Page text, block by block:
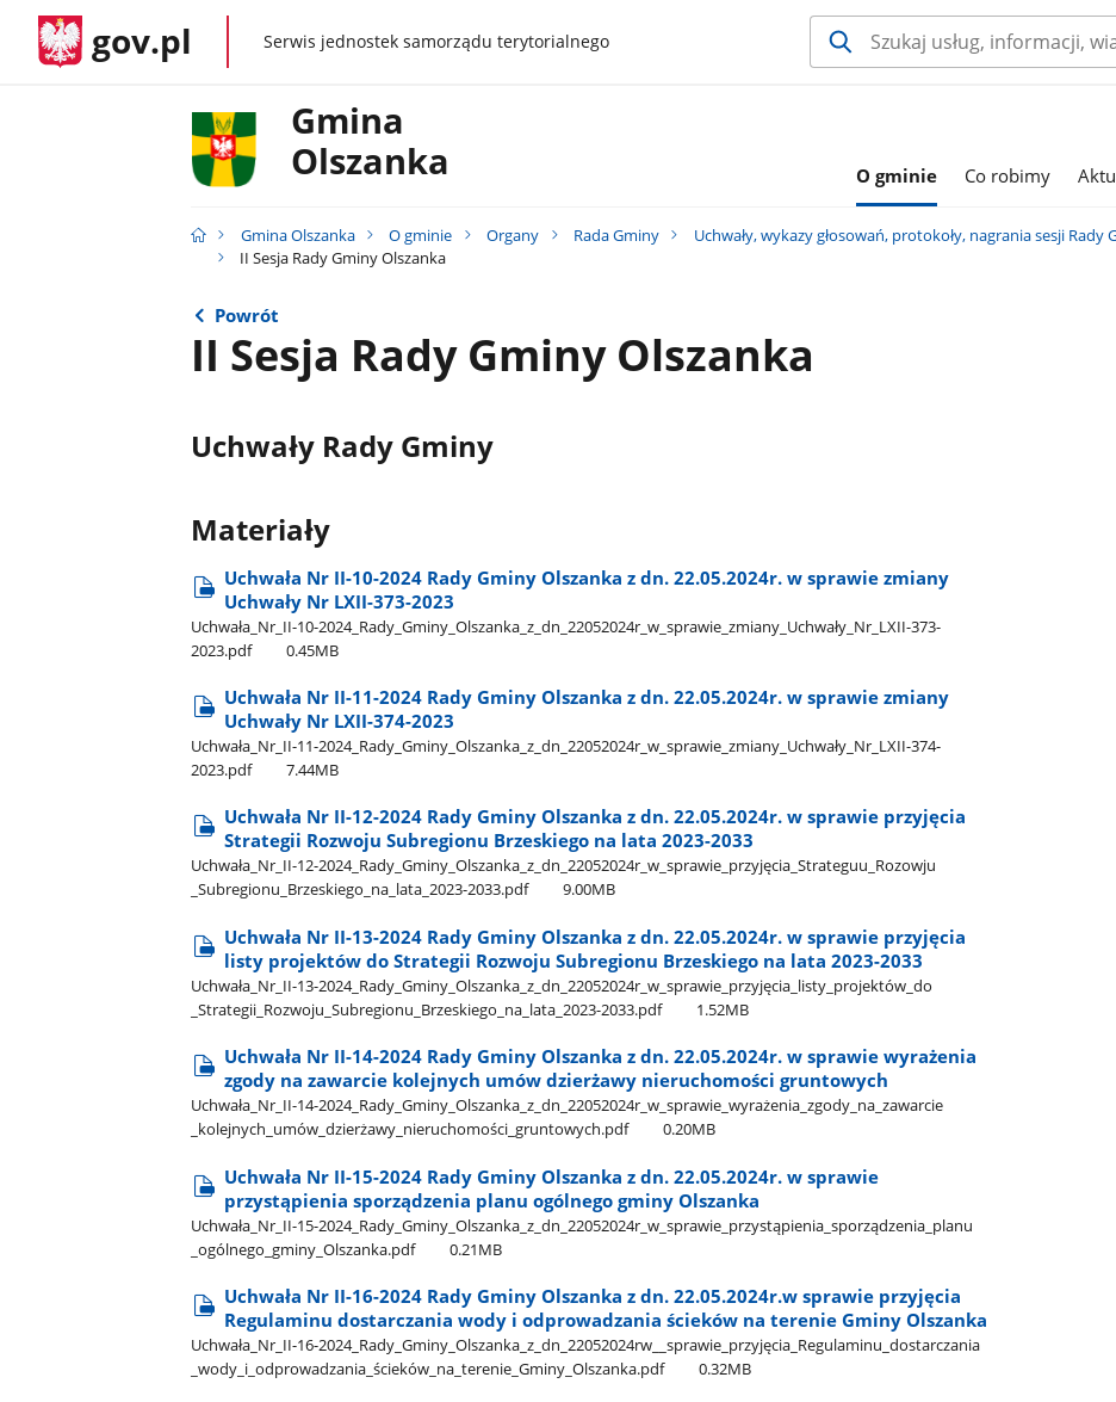
gov.pl gov.plSerwis jednostek samorządu terytorialnego
Gmina
Olszanka
O gminie Co robimy
Gmina Olszanka O gminie Organy Rada Gminy Uchwały, wykazy głosowań, protokoły, nagrania sesji Rady
II Sesja Rady Gminy Olszanka
Powrót
II Sesja Rady Gminy Olszanka
Uchwały Rady Gminy
Materiały
Uchwała Nr II-10-2024 Rady Gminy Olszanka z dn. 22.05.2024r. w sprawie zmiany
Uchwały Nr LXII-373-2023
Uchwała​_Nr​_II-10-2024​_Rady​_Gminy​_Olszanka​_z​_dn​_22052024r​_w​_sprawie​_zmiany​_Uchwały​_Nr​_LXII-373-
2023.pdf
0.45MB
Uchwała Nr II-11-2024 Rady Gminy Olszanka z dn. 22.05.2024r. w sprawie zmiany
Uchwały Nr LXII-374-2023
Uchwała​_Nr​_II-11-2024​_Rady​_Gminy​_Olszanka​_z​_dn​_22052024r​_w​_sprawie​_zmiany​_Uchwały​_Nr​_LXII-374-
2023.pdf
7.44MB
Uchwała Nr II-12-2024 Rady Gminy Olszanka z dn. 22.05.2024r. w sprawie przyjęcia
Strategii Rozwoju Subregionu Brzeskiego na lata 2023-2033
Uchwała​_Nr​_II-12-2024​_Rady​_Gminy​_Olszanka​_z​_dn​_22052024r​_w​_sprawie​_przyjęcia​_Strateguu​_Rozowju​
_Subregionu​_Brzeskiego​_na​_lata​_2023-2033.pdf
9.00MB
Uchwała Nr II-13-2024 Rady Gminy Olszanka z dn. 22.05.2024r. w sprawie przyjęcia
listy projektów do Strategii Rozwoju Subregionu Brzeskiego na lata 2023-2033
Uchwała​_Nr​_II-13-2024​_Rady​_Gminy​_Olszanka​_z​_dn​_22052024r​_w​_sprawie​_przyjęcia​_listy​_projektów​_do​
_Strategii​_Rozwoju​_Subregionu​_Brzeskiego​_na​_lata​_2023-2033.pdf
1.52MB
Uchwała Nr II-14-2024 Rady Gminy Olszanka z dn. 22.05.2024r. w sprawie wyrażenia
zgody na zawarcie kolejnych umów dzierżawy nieruchomości gruntowych
Uchwała​_Nr​_II-14-2024​_Rady​_Gminy​_Olszanka​_z​_dn​_22052024r​_w​_sprawie​_wyrażenia​_zgody​_na​_zawarcie​
_kolejnych​_umów​_dzierżawy​_nieruchomości​_gruntowych.pdf
0.20MB
Uchwała Nr II-15-2024 Rady Gminy Olszanka z dn. 22.05.2024r. w sprawie
przystąpienia sporządzenia planu ogólnego gminy Olszanka
Uchwała​_Nr​_II-15-2024​_Rady​_Gminy​_Olszanka​_z​_dn​_22052024r​_w​_sprawie​_przystąpienia​_sporządzenia​_planu​
_ogólnego​_gminy​_Olszanka.pdf
0.21MB
Uchwała Nr II-16-2024 Rady Gminy Olszanka z dn. 22.05.2024r.w sprawie przyjęcia
Regulaminu dostarczania wody i odprowadzania ścieków na terenie Gminy Olszanka
Uchwała​_Nr​_II-16-2024​_Rady​_Gminy​_Olszanka​_z​_dn​_22052024rw​_​_sprawie​_przyjęcia​_Regulaminu​_dostarczania​
_wody​_i​_odprowadzania​_ścieków​_na​_terenie​_Gminy​_Olszanka.pdf
0.32MB